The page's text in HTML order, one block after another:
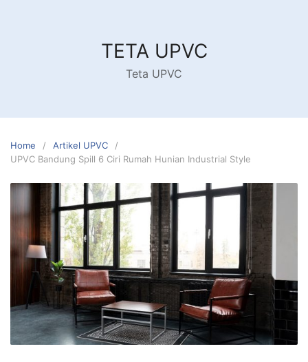
TETA UPVC
Teta UPVC
Home
Artikel UPVC
UPVC Bandung Spill 6 Ciri Rumah Hunian Industrial Style